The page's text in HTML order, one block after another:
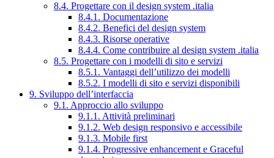
8.4. Progettare con il design system .italia
8.4.1. Documentazione
8.4.2. Benefici del design system
8.4.3. Risorse operative
8.4.4. Come contribuire al design system .italia
8.5. Progettare con i modelli di sito e servizi
8.5.1. Vantaggi dell’utilizzo dei modelli
8.5.2. I modelli di sito e servizi disponibili
9. Sviluppo dell’interfaccia
9.1. Approccio allo sviluppo
9.1.1. Attività preliminari
9.1.2. Web design responsivo e accessibile
9.1.3. Mobile first
9.1.4. Progressive enhancement e Graceful